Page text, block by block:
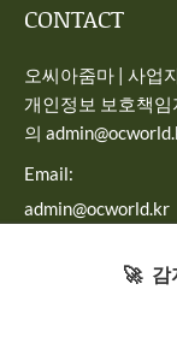
CONTACT
오씨아줌마 | 사업
개인정보 보호책
의
Email:
admin@ocworld.kr
Dream-
🚀 감